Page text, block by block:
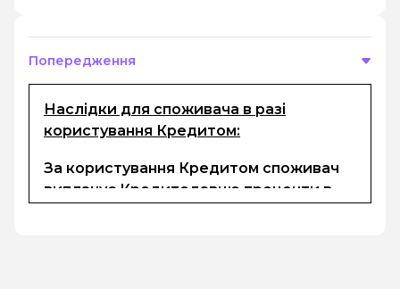
Попередження
Наслідки для споживача в разі
користування Кредитом:
За користування Кредитом споживач
виплачує Кредитодавцю проценти в